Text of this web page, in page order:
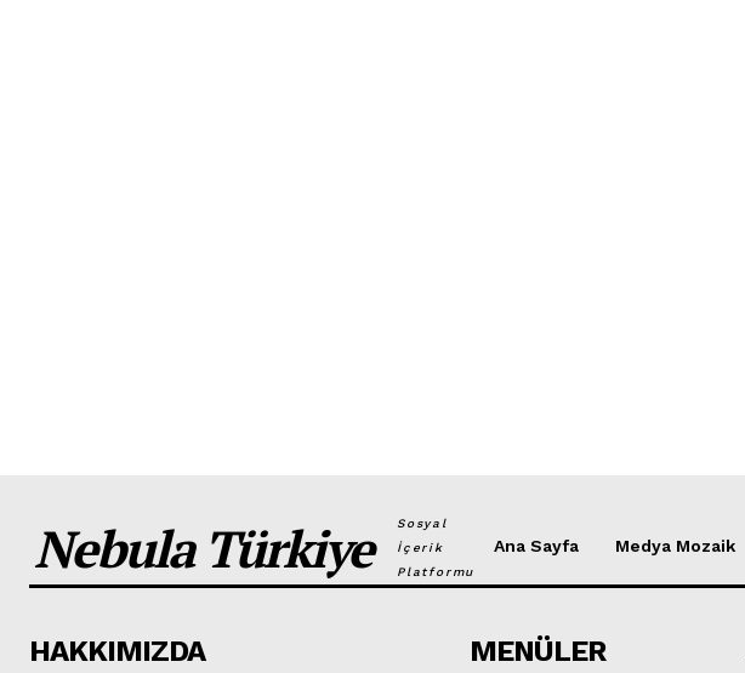
Nebula Türkiye
Sosyal
İçerik
Platformu
Ana Sayfa Medya Mozaik
HAKKIMIZDA MENÜLER